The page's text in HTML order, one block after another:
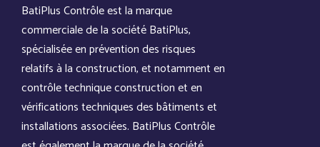
BatiPlus Contrôle est la marque
commerciale de la société BatiPlus,
spécialisée en prévention des risques
relatifs à la construction, et notamment en
contrôle technique construction et en
vérifications techniques des bâtiments et
installations associées. BatiPlus Contrôle